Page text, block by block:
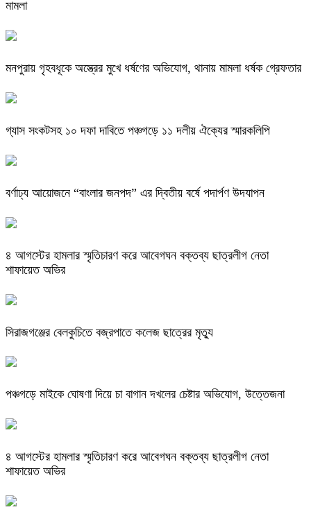
মামলা
মনপুরায় গৃহবধূকে অস্ত্রের মুখে ধর্ষণের অভিযোগ, থানায় মামলা ধর্ষক গ্রেফতার
গ্যাস সংকটসহ ১০ দফা দাবিতে পঞ্চগড়ে ১১ দলীয় ঐক্যের স্মারকলিপি
বর্ণাঢ্য আয়োজনে “বাংলার জনপদ” এর দ্বিতীয় বর্ষে পদার্পণ উদযাপন
৪ আগস্টের হামলার স্মৃতিচারণ করে আবেগঘন বক্তব্য ছাত্রলীগ নেতা
শাফায়েত অভির
সিরাজগঞ্জের বেলকুচিতে বজ্রপাতে কলেজ ছাত্রের মৃত্যু
পঞ্চগড়ে মাইকে ঘোষণা দিয়ে চা বাগান দখলের চেষ্টার অভিযোগ, উত্তেজনা
৪ আগস্টের হামলার স্মৃতিচারণ করে আবেগঘন বক্তব্য ছাত্রলীগ নেতা
শাফায়েত অভির